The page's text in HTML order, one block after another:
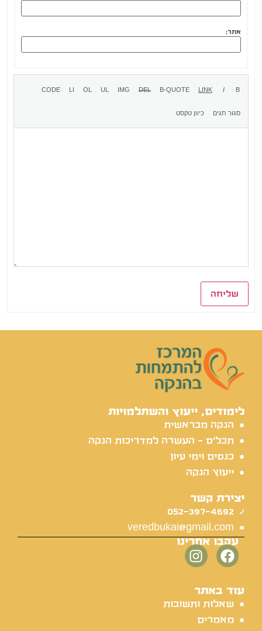
אתר:
שליחה
לימודים, ייעוץ והשתלמויות
הנקה מבראשית
תכל'ס - העשרה למדריכות הנקה
כנסים וימי עיון
ייעוץ הנקה
יצירת קשר
052-397-4692
veredbukai@gmail.com
עקבו אחרינו
עוד באתר
שאלות ותשובות
מאמרים